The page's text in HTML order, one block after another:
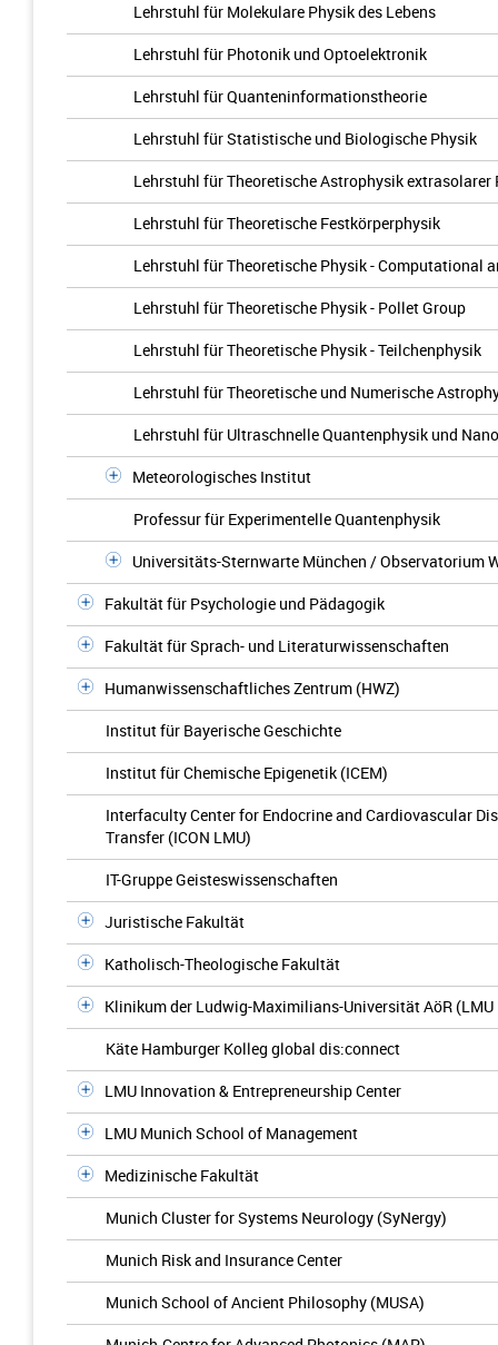
Lehrstuhl für Molekulare Physik des Lebens
Lehrstuhl für Photonik und Optoelektronik
Lehrstuhl für Quanteninformationstheorie
Lehrstuhl für Statistische und Biologische Physik
Lehrstuhl für Theoretische Astrophysik extrasolarer
Lehrstuhl für Theoretische Festkörperphysik
Lehrstuhl für Theoretische Physik - Computational
Lehrstuhl für Theoretische Physik - Pollet Group
Lehrstuhl für Theoretische Physik - Teilchenphysik
Lehrstuhl für Theoretische und Numerische
Lehrstuhl für Ultraschnelle Quantenphysik und
Meteorologisches Institut
Professur für Experimentelle Quantenphysik
Universitäts-Sternwarte München / Observatorium
Fakultät für Psychologie und Pädagogik
Fakultät für Sprach- und Literaturwissenschaften
Humanwissenschaftliches Zentrum (HWZ)
Institut für Bayerische Geschichte
Institut für Chemische Epigenetik (ICEM)
Interfaculty Center for Endocrine and Cardiovascular
Transfer (ICON LMU)
IT-Gruppe Geisteswissenschaften
Juristische Fakultät
Katholisch-Theologische Fakultät
Klinikum der Ludwig-Maximilians-Universität AöR
Käte Hamburger Kolleg global dis:connect
LMU Innovation & Entrepreneurship Center
LMU Munich School of Management
Medizinische Fakultät
Munich Cluster for Systems Neurology (SyNergy)
Munich Risk and Insurance Center
Munich School of Ancient Philosophy (MUSA)